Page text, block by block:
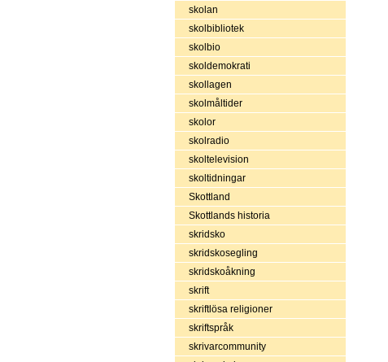
skolan
skolbibliotek
skolbio
skoldemokrati
skollagen
skolmåltider
skolor
skolradio
skoltelevision
skoltidningar
Skottland
Skottlands historia
skridsko
skridskosegling
skridskoåkning
skrift
skriftlösa religioner
skriftspråk
skrivarcommunity